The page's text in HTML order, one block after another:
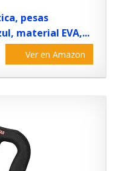
pesas
material EVA,...
Ver en Amazon